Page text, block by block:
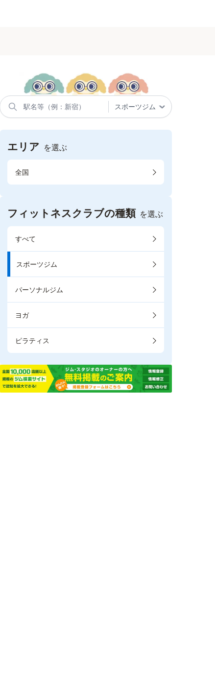
エリア を選ぶ
全国
フィットネスクラブの種類 を選ぶ
すべて
スポーツジム
パーソナルジム
ヨガ
ピラティス